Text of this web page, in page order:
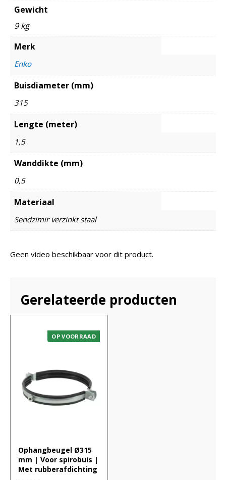
Gewicht
9 kg
Merk
Enko
Buisdiameter (mm)
315
Lengte (meter)
1,5
Wanddikte (mm)
0,5
Materiaal
Sendzimir verzinkt staal
Geen video beschikbaar voor dit product.
Gerelateerde producten
OP VOORRAAD
Ophangbeugel Ø315
mm | Voor spirobuis |
Met rubberafdichting